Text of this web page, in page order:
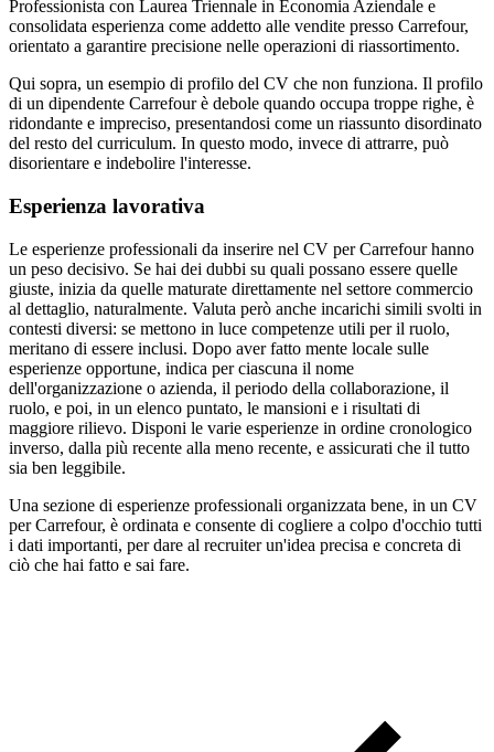
Professionista con Laurea Triennale in Economia Aziendale e
consolidata esperienza come addetto alle vendite presso Carrefour,
orientato a garantire precisione nelle operazioni di riassortimento.
Qui sopra, un esempio di profilo del CV che non funziona. Il profilo
di un dipendente Carrefour è debole quando occupa troppe righe, è
ridondante e impreciso, presentandosi come un riassunto disordinato
del resto del curriculum. In questo modo, invece di attrarre, può
disorientare e indebolire l'interesse.
Esperienza lavorativa
Le esperienze professionali da inserire nel CV per Carrefour hanno
un peso decisivo. Se hai dei dubbi su quali possano essere quelle
giuste, inizia da quelle maturate direttamente nel settore commercio
al dettaglio, naturalmente. Valuta però anche incarichi simili svolti in
contesti diversi: se mettono in luce competenze utili per il ruolo,
meritano di essere inclusi. Dopo aver fatto mente locale sulle
esperienze opportune, indica per ciascuna il nome
dell'organizzazione o azienda, il periodo della collaborazione, il
ruolo, e poi, in un elenco puntato, le mansioni e i risultati di
maggiore rilievo. Disponi le varie esperienze in ordine cronologico
inverso, dalla più recente alla meno recente, e assicurati che il tutto
sia ben leggibile.
Una sezione di esperienze professionali organizzata bene, in un CV
per Carrefour, è ordinata e consente di cogliere a colpo d'occhio tutti
i dati importanti, per dare al recruiter un'idea precisa e concreta di
ciò che hai fatto e sai fare.